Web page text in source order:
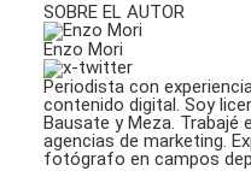
SOBRE EL AUTOR
Enzo Mori
Periodista con
contenido digital. Soy
Bausate y Meza. Trabajé
agencias de marketing.
fotógrafo en campos